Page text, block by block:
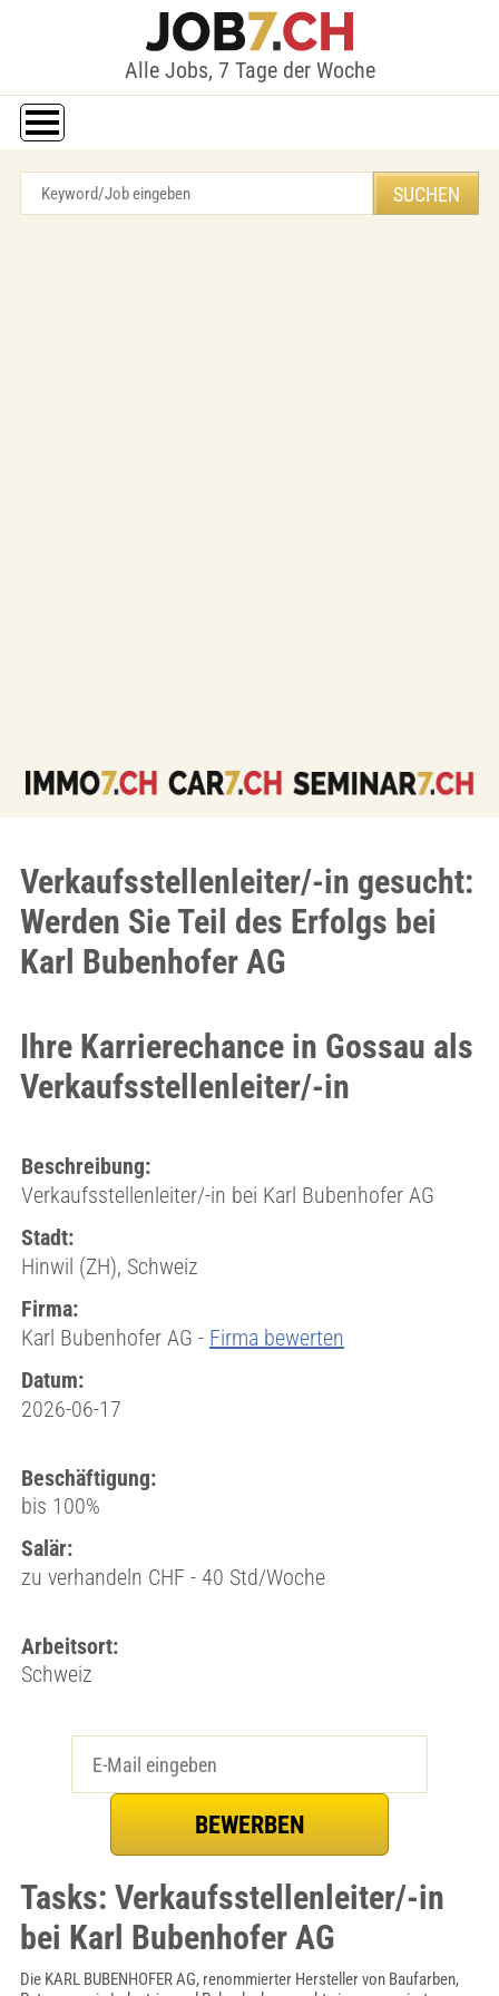
Alle Jobs, 7 Tage der Woche
Verkaufsstellenleiter/-in gesucht:
Werden Sie Teil des Erfolgs bei
Karl Bubenhofer AG
Ihre Karrierechance in Gossau als
Verkaufsstellenleiter/-in
Beschreibung:
Verkaufsstellenleiter/-in bei Karl Bubenhofer AG
Stadt:
Hinwil (ZH), Schweiz
Firma:
Karl Bubenhofer AG - Firma bewerten
Datum:
2026-06-17
Beschäftigung:
bis 100%
Salär:
zu verhandeln CHF - 40 Std/Woche
Arbeitsort:
Schweiz
Tasks: Verkaufsstellenleiter/-in
bei Karl Bubenhofer AG
Die KARL BUBENHOFER AG, renommierter Hersteller von Baufarben,